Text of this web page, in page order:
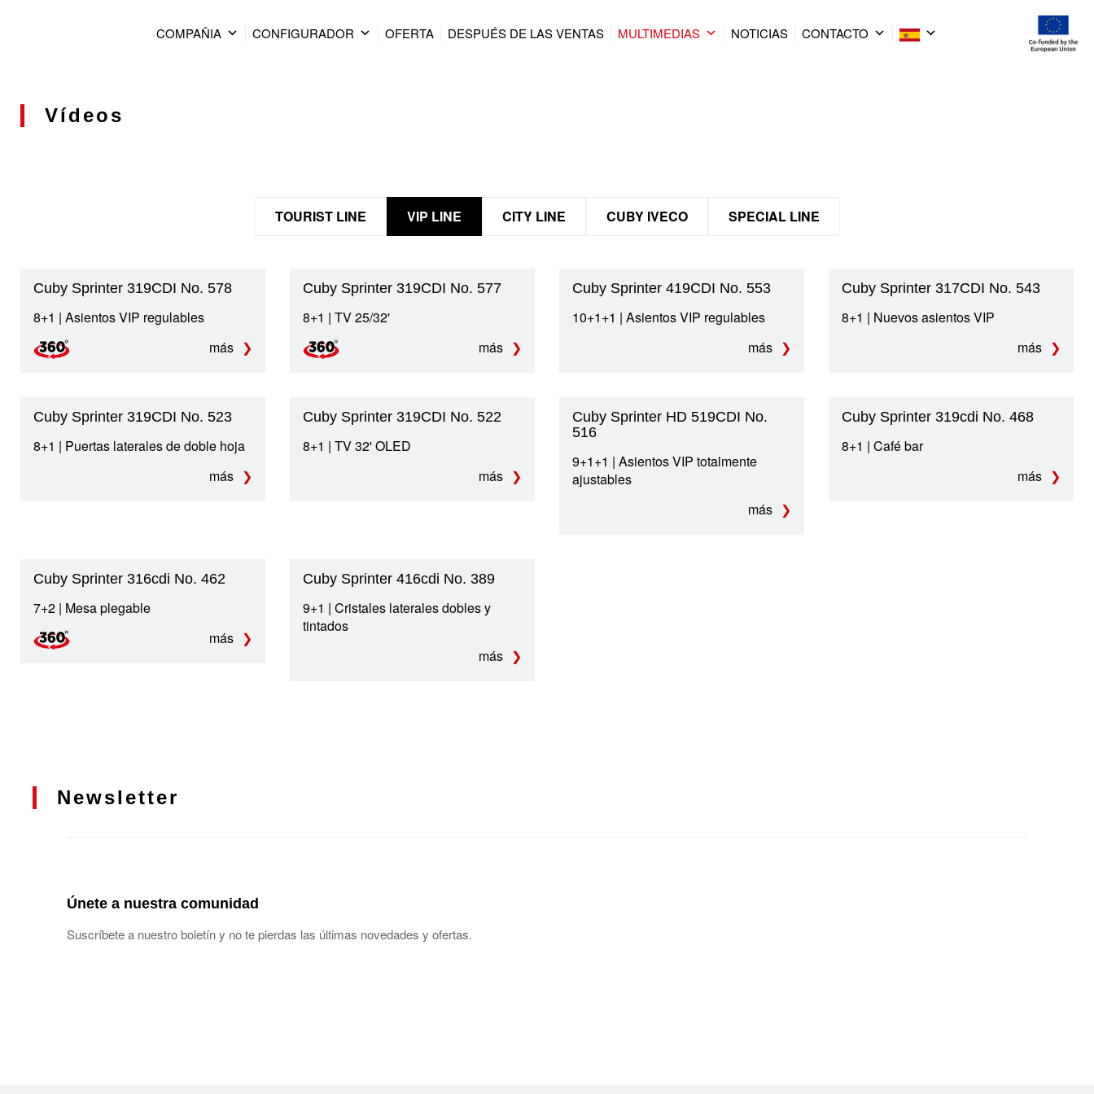
COMPAÑIA CONFIGURADOR OFERTA DESPUÉS DE LAS VENTAS MULTIMEDIAS NOTICIAS CONTACTO
Vídeos
TOURIST LINE VIP LINE CITY LINE CUBY IVECO SPECIAL LINE
Cuby Sprinter 319CDI No. 578
8+1 | Asientos VIP regulables
más
Cuby Sprinter 319CDI No. 577
8+1 | TV 25/32'
más
Cuby Sprinter 419CDI No. 553
10+1+1 | Asientos VIP regulables
más
Cuby Sprinter 317CDI No. 543
8+1 | Nuevos asientos VIP
más
Cuby Sprinter 319CDI No. 523
8+1 | Puertas laterales de doble hoja
más
Cuby Sprinter 319CDI No. 522
8+1 | TV 32' OLED
más
Cuby Sprinter HD 519CDI No.
516
9+1+1 | Asientos VIP totalmente
ajustables
más
Cuby Sprinter 319cdi No. 468
8+1 | Café bar
más
Cuby Sprinter 316cdi No. 462
7+2 | Mesa plegable
más
Cuby Sprinter 416cdi No. 389
9+1 | Cristales laterales dobles y
tintados
más
Newsletter
Únete a nuestra comunidad
Suscríbete a nuestro boletín y no te pierdas las últimas novedades y ofertas.